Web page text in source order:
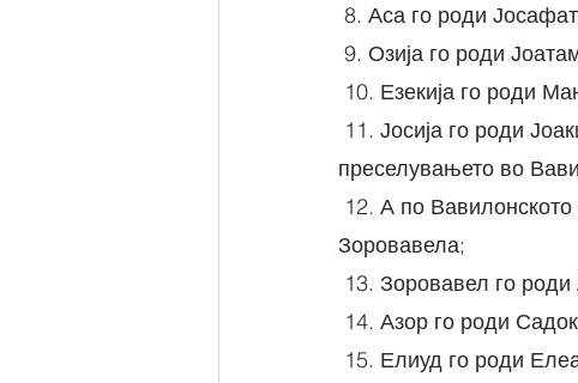
8. Аса го роди
9. Озија го роди
10. Езекија го роди
преселувањето во
Зоровавела;
13. Зоровавел го
14. Азор го роди
15. Елиуд го роди